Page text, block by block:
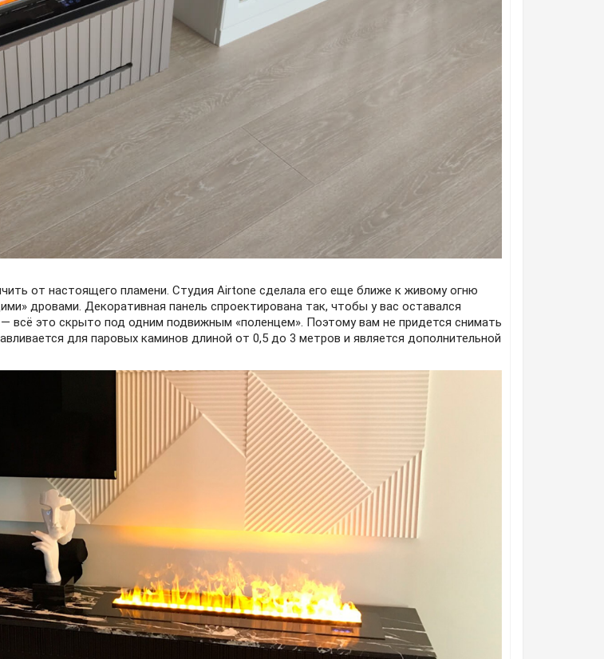
от настоящего пламени. Студия Airtone сделала его еще ближе к живому огню
дровами. Декоративная панель спроектирована так, чтобы у вас оставался
всё это скрыто под одним подвижным «поленцем». Поэтому вам не придется снимать
для паровых каминов длиной от 0,5 до 3 метров и является дополнительной